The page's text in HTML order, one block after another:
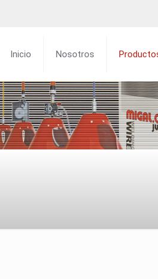
Inicio Nosotros